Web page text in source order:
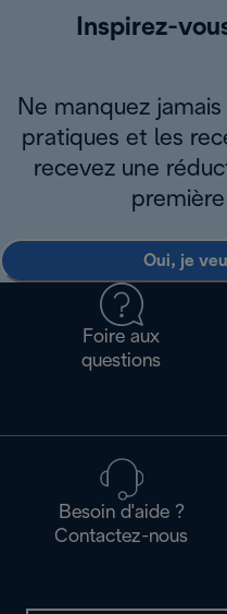
Inspirez-
Ne manquez
pratiques et les
recevez une
Oui, je
Foire aux
questions
Besoin d'aide ?
Contactez-nous